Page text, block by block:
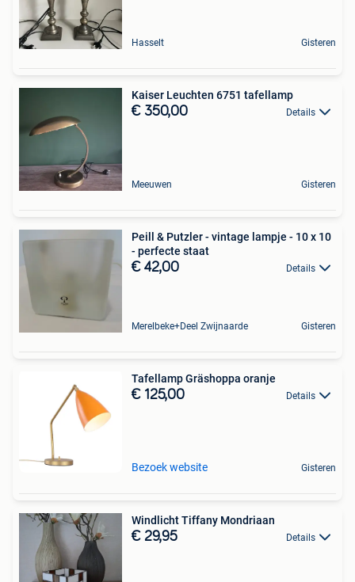
Hasselt Gisteren
Kaiser Leuchten 6751 tafellamp
€ 350,00 Details
Meeuwen Gisteren
Peill & Putzler - vintage lampje - 10 x 10
- perfecte staat
€ 42,00 Details
Merelbeke+Deel Zwijnaarde Gisteren
Tafellamp Gräshoppa oranje
€ 125,00 Details
Bezoek website Gisteren
Windlicht Tiffany Mondriaan
€ 29,95 Details